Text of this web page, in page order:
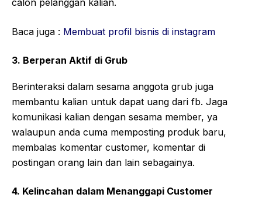
calon pelanggan kalian.
Baca juga : Membuat profil bisnis di instagram
3. Berperan Aktif di Grub
Berinteraksi dalam sesama anggota grub juga
membantu kalian untuk dapat uang dari fb. Jaga
komunikasi kalian dengan sesama member, ya
walaupun anda cuma memposting produk baru,
membalas komentar customer, komentar di
postingan orang lain dan lain sebagainya.
4. Kelincahan dalam Menanggapi Customer